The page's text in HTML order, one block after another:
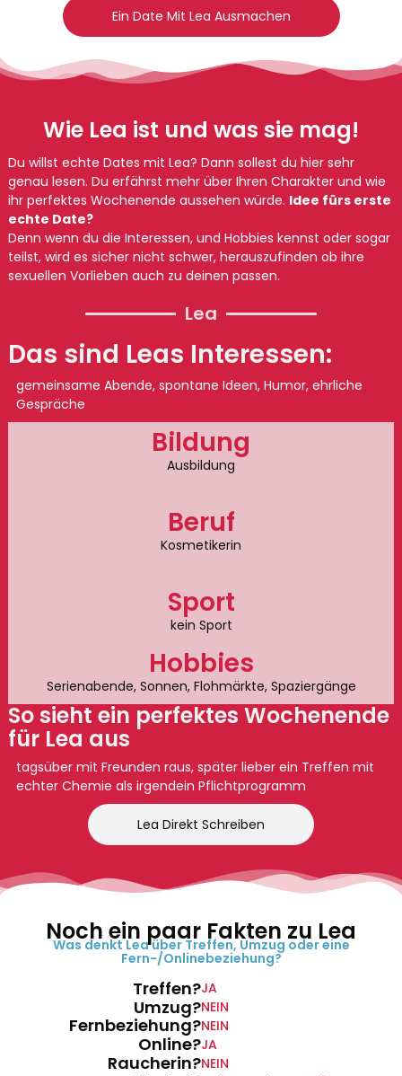
Ein Date Mit Lea Ausmachen
Wie Lea ist und was sie mag!
Lea
Das sind Leas Interessen:
gemeinsame Abende, spontane Ideen, Humor, ehrliche
Gespräche
Bildung
Ausbildung
Beruf
Kosmetikerin
Sport
kein Sport
Hobbies
Serienabende, Sonnen, Flohmärkte, Spaziergänge
So sieht ein perfektes Wochenende
für Lea aus
tagsüber mit Freunden raus, später lieber ein Treffen mit
echter Chemie als irgendein Pflichtprogramm
Lea Direkt Schreiben
Du willst echte Dates mit Lea? Dann sollest du hier sehr
genau lesen. Du erfährst mehr über Ihren Charakter und wie
ihr perfektes Wochenende aussehen würde. Idee fürs erste
echte Date?
Denn wenn du die Interessen, und Hobbies kennst oder sogar
teilst, wird es sicher nicht schwer, herauszufinden ob ihre
sexuellen Vorlieben auch zu deinen passen.
Noch ein paar Fakten zu Lea
Was denkt Lea über Treffen, Umzug oder eine
Fern-/Onlinebeziehung?
Treffen?JA
Umzug?NEIN
Fernbeziehung?NEIN
Online?JA
Raucherin?NEIN